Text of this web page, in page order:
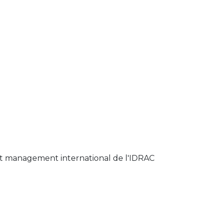
international de l'IDRAC